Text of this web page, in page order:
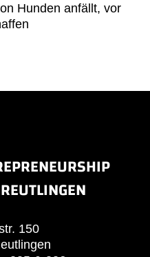
Hunden anfällt, vor
150